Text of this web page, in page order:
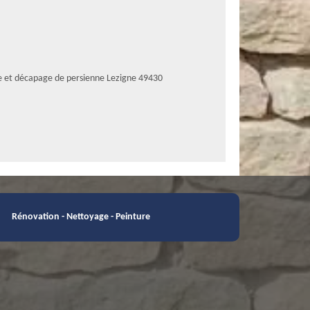
et décapage de persienne Lezigne 49430
Rénovation - Nettoyage - Peinture